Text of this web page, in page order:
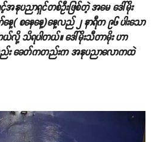
အနုပညာရှင်တစ်ဦးဖြစ်တဲ့ အမေ ဒေါ်မိုး
( စနေနေ့)နေ့လည် ၂ နာရီက ၉၆ ပါးသော
လို့ သိရပါတယ်။ ဒေါ်မိုးသီတာမိုး ဟာ
ည်း ခေတ်ကတည်းက အနုပညာလောကထဲ